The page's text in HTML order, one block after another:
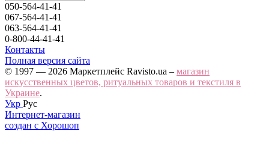
050-564-41-41
067-564-41-41
063-564-41-41
0-800-44-41-41
Контакты
Полная версия сайта
© 1997 — 2026 Маркетплейс Ravisto.ua – магазин
искусственных цветов, ритуальных товаров и текстиля в
Украине.
Укр Рус
Интернет-магазин
создан с Хорошоп